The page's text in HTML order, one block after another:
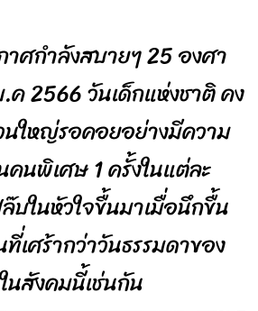
ศกำลังสบายๆ 25 องศา
2566 วันเด็กแห่งชาติ คง
นใหญ่รอคอยอย่างมีความ
คนพิเศษ 1 ครั้งในแต่ละ
บในหัวใจขื้นมาเมื่อนึกขื้น
เศร้ากว่าวันธรรมดาของ
นสังคมนี้เช่นกัน